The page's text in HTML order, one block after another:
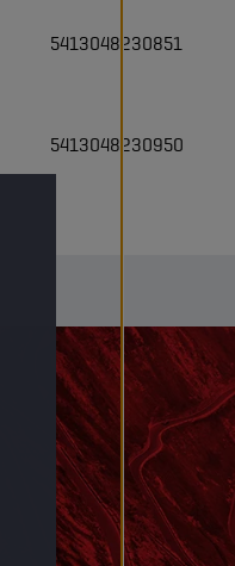
5413048230851
5413048230950